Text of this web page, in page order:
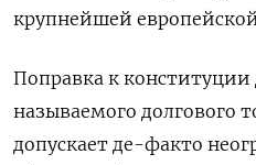
крупнейшей
Поправка к конституции
называемого долгового
допускает де-факто